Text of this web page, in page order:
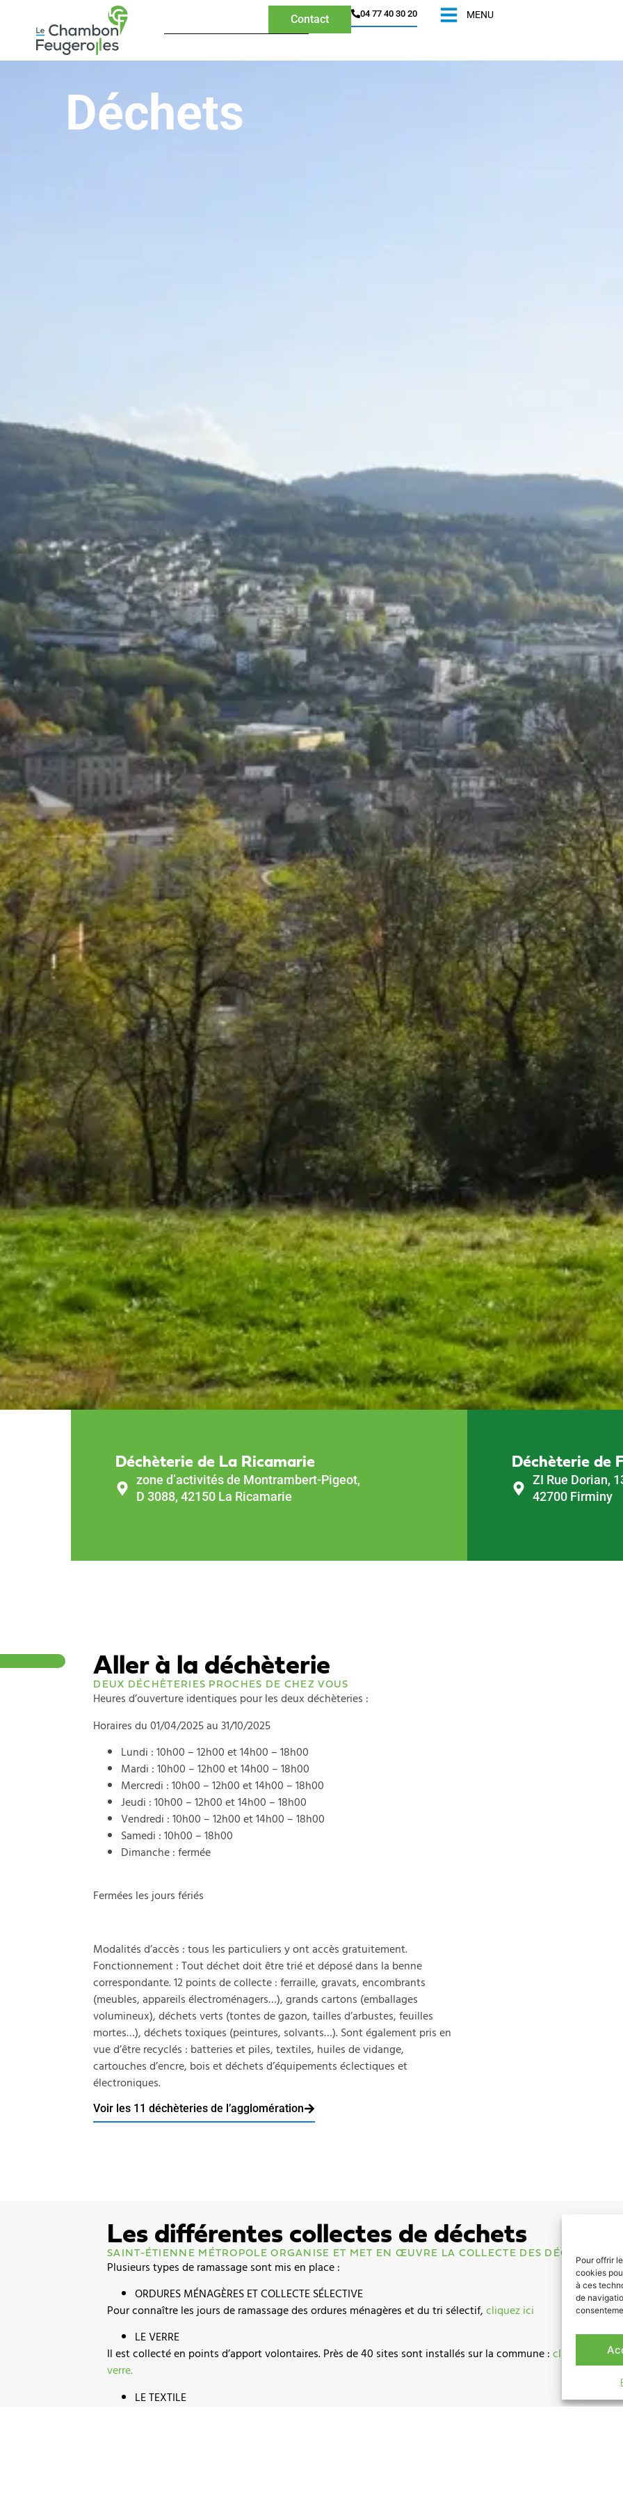
Pour offrir
cookies
à ces
de
Contact 04 77 40 30 20​ MENU
Déchets
Déchèterie de La Ricamarie
zone d’activités de Montrambert-Pigeot,
D 3088, 42150 La Ricamarie
Déchèterie de
ZI Rue Dorian,
42700 Firminy
Aller à la déchèterie
DEUX DÉCHÈTERIES PROCHES DE CHEZ VOUS
Heures d’ouverture identiques pour les deux déchèteries :
Horaires du 01/04/2025 au 31/10/2025
Lundi : 10h00 – 12h00 et 14h00 – 18h00
Mardi : 10h00 – 12h00 et 14h00 – 18h00
Mercredi : 10h00 – 12h00 et 14h00 – 18h00
Jeudi : 10h00 – 12h00 et 14h00 – 18h00
Vendredi : 10h00 – 12h00 et 14h00 – 18h00
Samedi : 10h00 – 18h00
Dimanche : fermée
Fermées les jours fériés
Modalités d’accès : tous les particuliers y ont accès gratuitement.
Fonctionnement : Tout déchet doit être trié et déposé dans la benne
correspondante. 12 points de collecte : ferraille, gravats, encombrants
(meubles, appareils électroménagers…), grands cartons (emballages
volumineux), déchets verts (tontes de gazon, tailles d’arbustes, feuilles
mortes…), déchets toxiques (peintures, solvants…). Sont également pris en
vue d’être recyclés : batteries et piles, textiles, huiles de vidange,
cartouches d’encre, bois et déchets d’équipements éclectiques et
électroniques.
Voir les 11 déchèteries de l’agglomération
Les différentes collectes de déchets
SAINT-ÉTIENNE MÉTROPOLE ORGANISE ET MET EN ŒUVRE LA COLLECTE DES DÉCHETS
Plusieurs types de ramassage sont mis en place :
ORDURES MÉNAGÈRES ET COLLECTE SÉLECTIVE
Pour connaître les jours de ramassage des ordures ménagères et du tri sélectif,cliquez ici
LE VERRE
Il est collecté en points d’apport volontaires. Près de 40 sites sont installés sur la commune :cliquez ici
verre.
LE TEXTILE